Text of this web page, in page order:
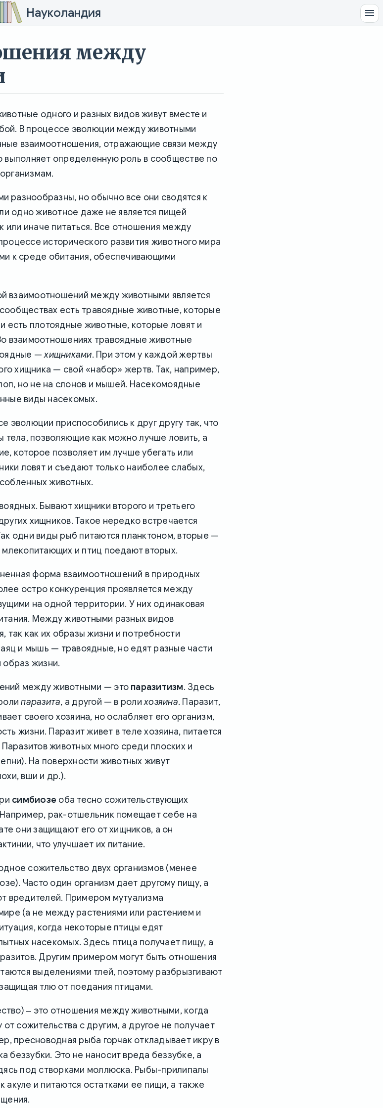
Науколандия
между
одного и разных видов живут вместе и
В процессе эволюции между животными
взаимоотношения, отражающие связи между
выполняет определенную роль в сообществе по
разнообразны, но обычно все они сводятся к
одно животное даже не является пищей
или иначе питаться. Все отношения между
исторического развития животного мира
к среде обитания, обеспечивающими
взаимоотношений между животными является
есть травоядные животные, которые
есть плотоядные животные, которые ловят и
взаимоотношениях травоядные животные
—хищниками. При этом у каждой жертвы
хищника — свой «набор» жертв. Так, например,
но не на слонов и мышей. Насекомоядные
виды насекомых.
эволюции приспособились к друг другу так, что
тела, позволяющие как можно лучше ловить, а
которое позволяет им лучше убегать или
ловят и съедают только наиболее слабых,
животных.
Бывают хищники второго и третьего
хищников. Такое нередко встречается
одни виды рыб питаются планктоном, вторые —
и птиц поедают вторых.
форма взаимоотношений в природных
остро конкуренция проявляется между
на одной территории. У них одинаковая
Между животными разных видов
так как их образы жизни и потребности
и мышь — травоядные, но едят разные части
образ жизни.
между животными — это паразитизм. Здесь
паразита, а другой — в ролихозяина. Паразит,
своего хозяина, но ослабляет его организм,
жизни. Паразит живет в теле хозяина, питается
животных много среди плоских и
На поверхности животных живут
вши и др.).
симбиозе оба тесно сожительствующих
рак-отшельник помещает себе на
они защищают его от хищников, а он
что улучшает их питание.
сожительство двух организмов (менее
Часто один организм дает другому пищу, а
вредителей. Примером мутуализма
(а не между растениями или растением и
когда некоторые птицы едят
насекомых. Здесь птица получает пищу, а
Другим примером могут быть отношения
выделениями тлей, поэтому разбрызгивают
тлю от поедания птицами.
‒ это отношения между животными, когда
от сожительства с другим, а другое не получает
пресноводная рыба горчак откладывает икру в
беззубки. Это не наносит вреда беззубке, а
под створками моллюска. Рыбы-прилипалы
акуле и питаются остатками ее пищи, а также